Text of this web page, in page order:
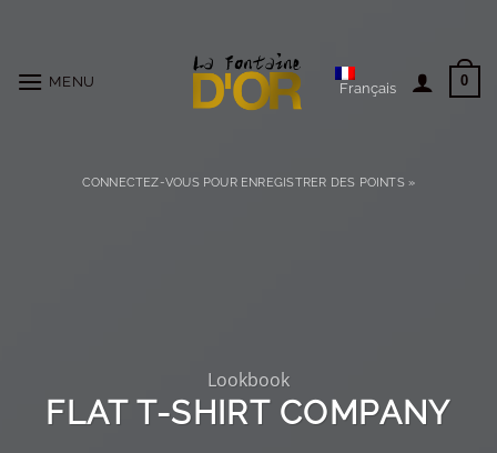
MENU Français 0
CONNECTEZ-VOUS POUR ENREGISTRER DES POINTS »
Lookbook
FLAT T-SHIRT COMPANY